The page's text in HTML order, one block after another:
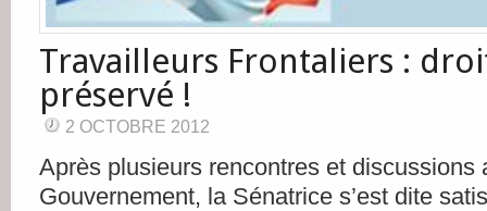
Travailleurs Frontaliers :
préservé !
2 OCTOBRE 2012
Après plusieurs rencontres et discussions
Gouvernement, la Sénatrice s’est dite